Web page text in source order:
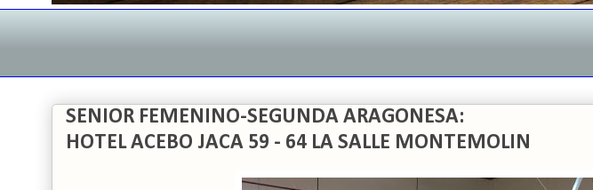
SENIOR FEMENINO-SEGUNDA ARAGONESA:
HOTEL ACEBO JACA 59 - 64 LA SALLE MONTEMOLIN